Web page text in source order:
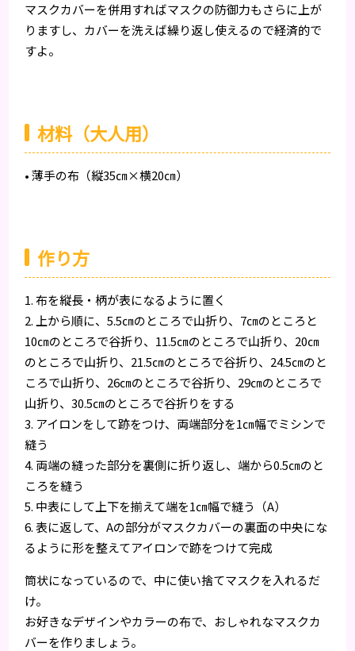
マスクカバーを併用すればマスクの防御力もさらに上が
りますし、カバーを洗えば繰り返し使えるので経済的で
すよ。
材料（大人用）
• 薄手の布（縦35㎝×横20㎝）
作り方
1. 布を縦長・柄が表になるように置く
2. 上から順に、5.5㎝のところで山折り、7㎝のところと
10㎝のところで谷折り、11.5㎝のところで山折り、20㎝
のところで山折り、21.5㎝のところで谷折り、24.5㎝のと
ころで山折り、26㎝のところで谷折り、29㎝のところで
山折り、30.5㎝のところで谷折りをする
3. アイロンをして跡をつけ、両端部分を1㎝幅でミシンで
縫う
4. 両端の縫った部分を裏側に折り返し、端から0.5㎝のと
ころを縫う
5. 中表にして上下を揃えて端を1㎝幅で縫う（A）
6. 表に返して、Aの部分がマスクカバーの裏面の中央にな
るように形を整えてアイロンで跡をつけて完成
筒状になっているので、中に使い捨てマスクを入れるだ
け。
お好きなデザインやカラーの布で、おしゃれなマスクカ
バーを作りましょう。